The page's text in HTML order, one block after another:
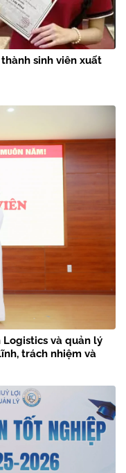
sinh viên xuất
Logistics và quản lý
trách nhiệm và